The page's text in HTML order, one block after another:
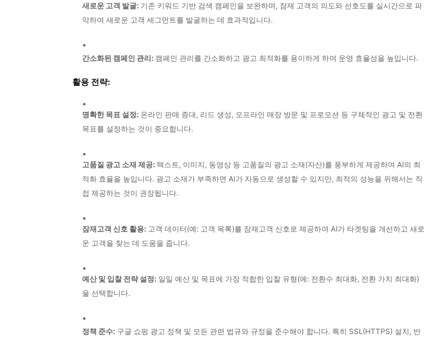
새로운 고객 발굴: 기존 키워드 기반 검색 캠페인을 보완하며, 잠재 고객의 의도와 선호도를 실시간으로 파
악하여 새로운 고객 세그먼트를 발굴하는 데 효과적입니다.
간소화된 캠페인 관리: 캠페인 관리를 간소화하고 광고 최적화를 용이하게 하여 운영 효율성을 높입니다.
활용 전략:
명확한 목표 설정: 온라인 판매 증대, 리드 생성, 오프라인 매장 방문 및 프로모션 등 구체적인 광고 및 전환
목표를 설정하는 것이 중요합니다.
고품질 광고 소재 제공: 텍스트, 이미지, 동영상 등 고품질의 광고 소재(자산)를 풍부하게 제공하여 AI의 최
적화 효율을 높입니다. 광고 소재가 부족하면 AI가 자동으로 생성할 수 있지만, 최적의 성능을 위해서는 직
접 제공하는 것이 권장됩니다.
잠재고객 신호 활용: 고객 데이터(예: 고객 목록)를 잠재고객 신호로 제공하여 AI가 타겟팅을 개선하고 새로
운 고객을 찾는 데 도움을 줍니다.
예산 및 입찰 전략 설정: 일일 예산 및 목표에 가장 적합한 입찰 유형(예: 전환수 최대화, 전환 가치 최대화)
을 선택합니다.
정책 준수: 구글 쇼핑 광고 정책 및 모든 관련 법규와 규정을 준수해야 합니다. 특히 SSL(HTTPS) 설치, 반